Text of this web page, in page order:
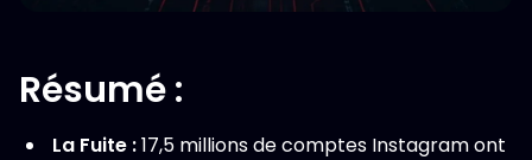
Résumé :
La Fuite :17,5 millions de comptes Instagram ont